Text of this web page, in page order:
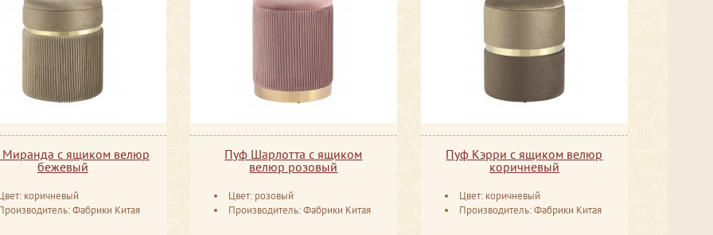
с ящиком велюр
бежевый
коричневый
Фабрики Китая
Пуф Шарлотта с ящиком
велюр розовый
Цвет: розовый
Производитель: Фабрики Китая
Пуф Кэрри с ящиком велюр
коричневый
Цвет: коричневый
Производитель: Фабрики Китая